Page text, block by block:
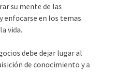
su mente de las
enfocarse en los temas
vida.
debe dejar lugar al
de conocimiento y a